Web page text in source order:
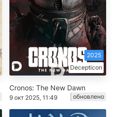
Decepticon
2025
Cronos: The New Dawn
9 окт 2025, 11:49 обновлено